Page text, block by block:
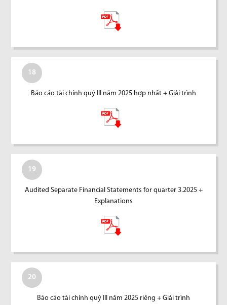
18
Báo cáo tài chính quý III năm 2025 hợp nhất + Giải trình
19
Audited Separate Financial Statements for quarter 3.2025 +
Explanations
20
Báo cáo tài chính quý III năm 2025 riêng + Giải trình